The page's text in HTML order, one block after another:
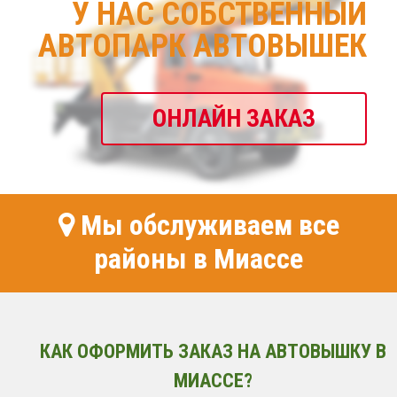
У НАС СОБСТВЕННЫЙ
АВТОПАРК АВТОВЫШЕК
ОНЛАЙН ЗАКАЗ
Мы обслуживаем все
районы в Миассе
КАК ОФОРМИТЬ ЗАКАЗ НА АВТОВЫШКУ В
МИАССЕ?